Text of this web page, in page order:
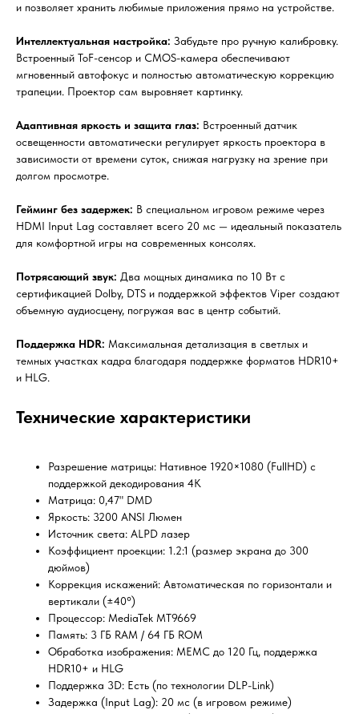
и позволяет хранить любимые приложения прямо на устройстве.
Интеллектуальная настройка: Забудьте про ручную калибровку.
Встроенный ToF-сенсор и CMOS-камера обеспечивают
мгновенный автофокус и полностью автоматическую коррекцию
трапеции. Проектор сам выровняет картинку.
Адаптивная яркость и защита глаз: Встроенный датчик
освещенности автоматически регулирует яркость проектора в
зависимости от времени суток, снижая нагрузку на зрение при
долгом просмотре.
Гейминг без задержек: В специальном игровом режиме через
HDMI Input Lag составляет всего 20 мс — идеальный показатель
для комфортной игры на современных консолях.
Потрясающий звук: Два мощных динамика по 10 Вт с
сертификацией Dolby, DTS и поддержкой эффектов Viper создают
объемную аудиосцену, погружая вас в центр событий.
Поддержка HDR: Максимальная детализация в светлых и
темных участках кадра благодаря поддержке форматов HDR10+
и HLG.
Технические характеристики
Разрешение матрицы: Нативное 1920×1080 (FullHD) с
поддержкой декодирования 4K
Матрица: 0,47" DMD
Яркость: 3200 ANSI Люмен
Источник света: ALPD лазер
Коэффициент проекции: 1.2:1 (размер экрана до 300
дюймов)
Коррекция искажений: Автоматическая по горизонтали и
вертикали (±40°)
Процессор: MediaTek MT9669
Память: 3 ГБ RAM / 64 ГБ ROM
Обработка изображения: MEMC до 120 Гц, поддержка
HDR10+ и HLG
Поддержка 3D: Есть (по технологии DLP-Link)
Задержка (Input Lag): 20 мс (в игровом режиме)